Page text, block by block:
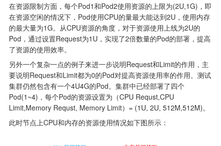
在资源限制方面，每个Pod1和Pod2使用资源的上限为(2U,1G)，即
在资源空闲的情况下，Pod使用CPU的量最大能达到2U，使用内存
的最大量为1G。从CPU资源的角度，对于资源使用上线为2U的
Pod，通过设置Request为1U，实现了2倍数量的Pod的部署，提高
了资源的使用效率。
另外一个复杂一点的例子来进一步说明Request和Limit的作用，主
要说明Request和Limit都为0的Pod对提高资源使用率的作用。测试
集群仍然包含有一个4U4G的Pod。集群中已经部署了四个
Pod(1~4)，每个Pod的资源设置为（CPU Requst,CPU
Limit,Memory Requst, Memory Limit）= (1U, 2U, 512M,512M)。
此时节点上CPU和内存的资源使用情况如下图所示：